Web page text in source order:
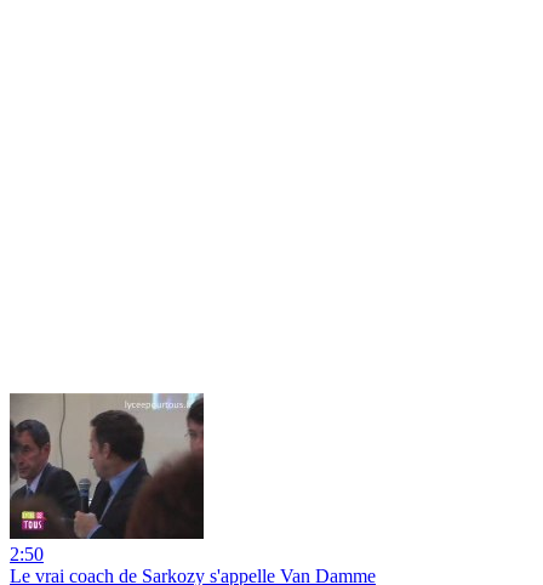
2:50
Le vrai coach de Sarkozy s'appelle Van Damme